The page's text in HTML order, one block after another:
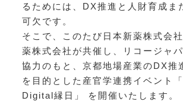
るためには、DX推進と人財育成ま
可欠です。
そこで、このたび日本新薬株式会
薬株式会社が共催し、リコージャ
協力のもと、京都地場産業のDX推
を目的とした産官学連携イベント
Digital縁日」 を開催いたします。